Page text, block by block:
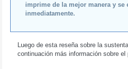
imprime de la mejor manera y se
inmediatamente.
Luego de esta reseña sobre la
continuación más información sobre el